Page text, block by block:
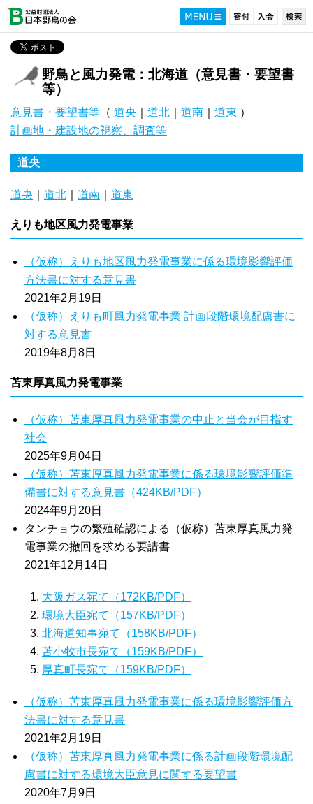
野鳥と風力発電：北海道（意見書・要望書
等）
意見書・要望書等 （ 道央 道北 道南 道東 ）
計画地・建設地の視察、調査等
道央
道央 道北 道南 道東
えりも地区風力発電事業
（仮称）えりも地区風力発電事業に係る環境影響評価
方法書に対する意見書
2021年2月19日
（仮称）えりも町風力発電事業 計画段階環境配慮書に
対する意見書
2019年8月8日
苫東厚真風力発電事業
（仮称）苫東厚真風力発電事業の中止と当会が目指す
社会
2025年9月04日
（仮称）苫東厚真風力発電事業に係る環境影響評価準
備書に対する意見書（424KB/PDF）
2024年9月20日
タンチョウの繁殖確認による（仮称）苫東厚真風力発
電事業の撤回を求める要請書
2021年12月14日
大阪ガス宛て（172KB/PDF）
環境大臣宛て（157KB/PDF）
北海道知事宛て（158KB/PDF）
苫小牧市長宛て（159KB/PDF）
厚真町長宛て（159KB/PDF）
（仮称）苫東厚真風力発電事業に係る環境影響評価方
法書に対する意見書
2021年2月19日
（仮称）苫東厚真風力発電事業に係る計画段階環境配
慮書に対する環境大臣意見に関する要望書
2020年7月9日